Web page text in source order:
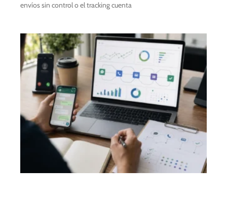
envíos sin control o el tracking cuenta